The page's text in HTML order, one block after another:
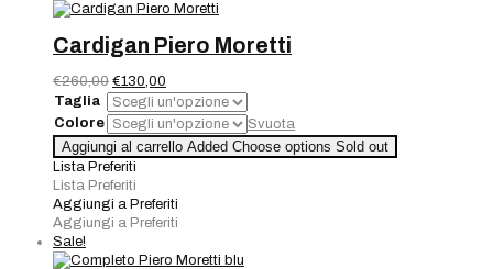
Cardigan Piero Moretti
€260,00 Il
prezzo
originale
era:
€260,00.
€130,00
prezzo
attuale
è:
€130,00.
Taglia
Colore
Svuota
Cardigan
Piero
Moretti
quantità
Aggiungi al carrello Added Choose options Sold out
Lista Preferiti
Lista Preferiti
Aggiungi a Preferiti
Aggiungi a Preferiti
Sale!